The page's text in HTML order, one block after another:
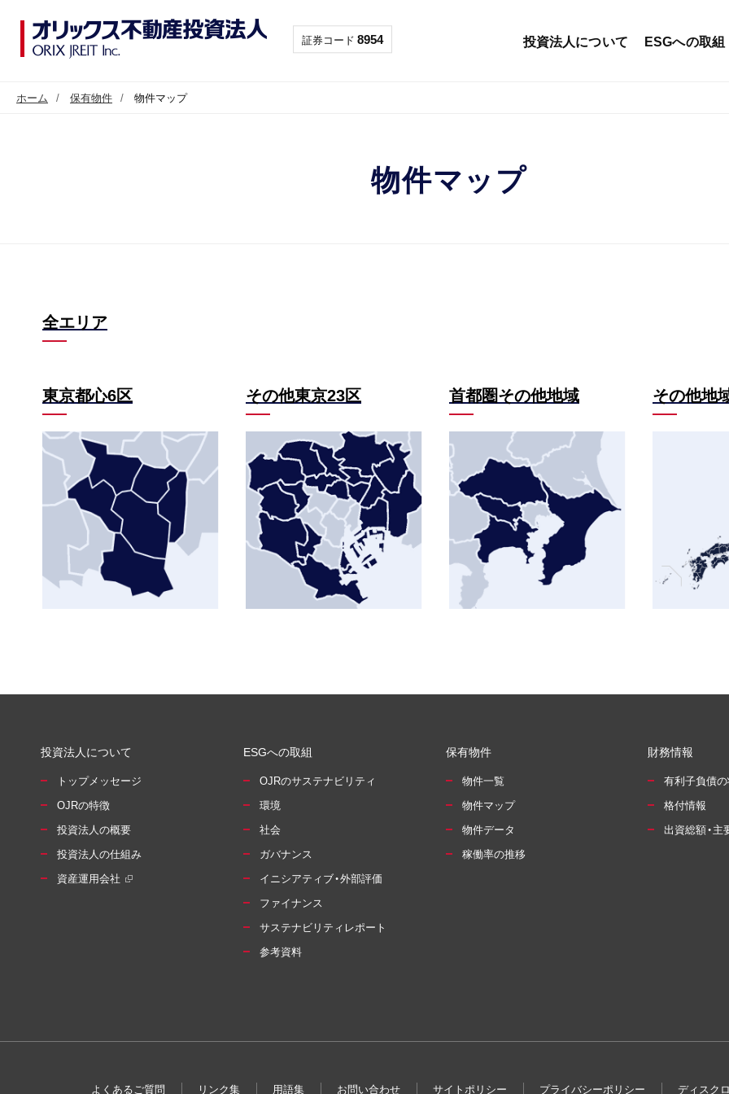
証券コード 8954 投資法人について ESGへの取組
物件マップ
ホーム 保有物件 物件マップ
全エリア
東京都心6区 その他東京23区 首都圏その他地域 その他地
投資法人について
トップメッセージ
OJRの特徴
投資法人の概要
投資法人の仕組み
資産運用会社
ESGへの取組
OJRのサステナビリティ
環境
社会
ガバナンス
イニシアティブ・外部評価
ファイナンス
サステナビリティレポート
参考資料
保有物件
物件一覧
物件マップ
物件データ
稼働率の推移
財務情報
有利子負債
格付情報
出資総額・
よくあるご質問 リンク集 用語集 お問い合わせ サイトポリシー プライバシーポリシー ディスク